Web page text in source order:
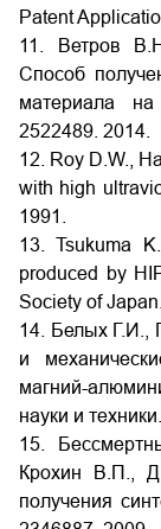
Patent
11. Ветров
Способ
материала
2522489. 2014.
12. Roy D.W.,
with high
1991.
13. Tsukuma
produced by
Society of
14. Белых Г.И.,
и
магний-
науки и
15.
Крохин В.П.,
получения